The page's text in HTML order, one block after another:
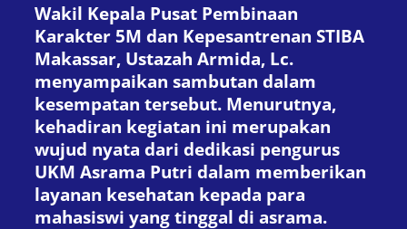
Wakil Kepala Pusat Pembinaan
Karakter 5M dan Kepesantrenan STIBA
Makassar, Ustazah Armida, Lc.
menyampaikan sambutan dalam
kesempatan tersebut. Menurutnya,
kehadiran kegiatan ini merupakan
wujud nyata dari dedikasi pengurus
UKM Asrama Putri dalam memberikan
layanan kesehatan kepada para
mahasiswi yang tinggal di asrama.